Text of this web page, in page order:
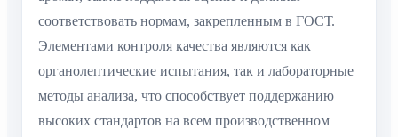
соответствовать нормам, закрепленным в ГОСТ.
Элементами контроля качества являются как
органолептические испытания, так и лабораторные
методы анализа, что способствует поддержанию
высоких стандартов на всем производственном